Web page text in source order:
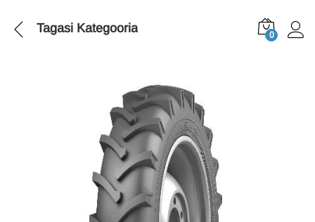
Tagasi Kategooria 0